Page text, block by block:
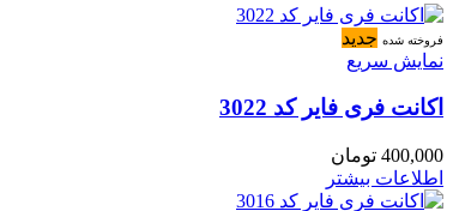
فروخته شده جدید
نمایش سریع
اکانت فری فایر کد 3022
400,000 تومان
اطلاعات بیشتر